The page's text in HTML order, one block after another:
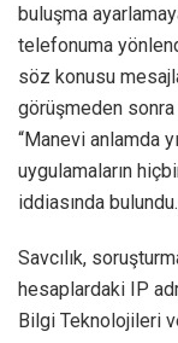
buluşma
telefonuma
söz konusu
görüşmeden
“Manevi anlamda
uygulamaların
iddiasında bulundu.
Savcılık,
hesaplardaki IP
Bilgi Teknolojileri